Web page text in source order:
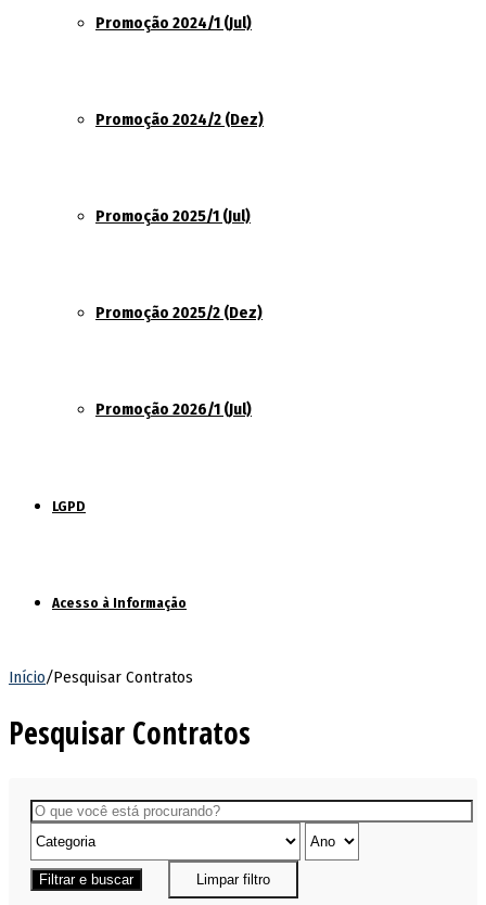
Promoção 2024/1 (Jul)
Promoção 2024/2 (Dez)
Promoção 2025/1 (Jul)
Promoção 2025/2 (Dez)
Promoção 2026/1 (Jul)
LGPD
Acesso à Informação
Início/Pesquisar Contratos
Pesquisar Contratos
Filtrar e buscar Limpar filtro